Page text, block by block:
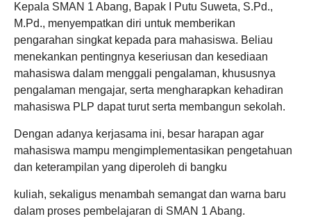
Kepala SMAN 1 Abang, Bapak I Putu Suweta, S.Pd.,
M.Pd., menyempatkan diri untuk memberikan
pengarahan singkat kepada para mahasiswa. Beliau
menekankan pentingnya keseriusan dan kesediaan
mahasiswa dalam menggali pengalaman, khususnya
pengalaman mengajar, serta mengharapkan kehadiran
mahasiswa PLP dapat turut serta membangun sekolah.
Dengan adanya kerjasama ini, besar harapan agar
mahasiswa mampu mengimplementasikan pengetahuan
dan keterampilan yang diperoleh di bangku
kuliah, sekaligus menambah semangat dan warna baru
dalam proses pembelajaran di SMAN 1 Abang.